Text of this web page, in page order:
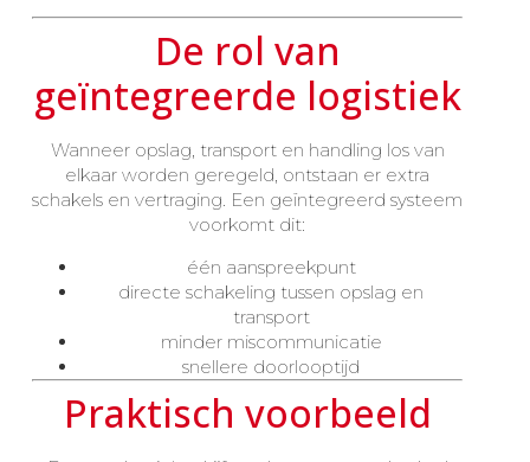
De rol van
geïntegreerde logistiek
Wanneer opslag, transport en handling los van
elkaar worden geregeld, ontstaan er extra
schakels en vertraging. Een geïntegreerd systeem
voorkomt dit:
één aanspreekpunt
directe schakeling tussen opslag en
transport
minder miscommunicatie
snellere doorlooptijd
Praktisch voorbeeld